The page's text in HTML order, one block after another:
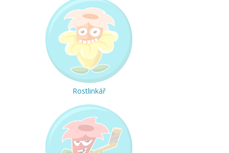
Rostlinkář